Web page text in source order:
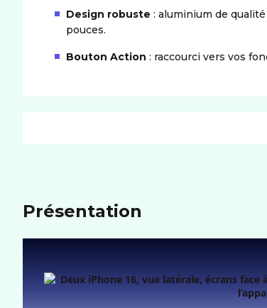
Présentation
Design robuste : aluminium de
pouces.
Bouton Action : raccourci vers vos
Mémoire utilisateur